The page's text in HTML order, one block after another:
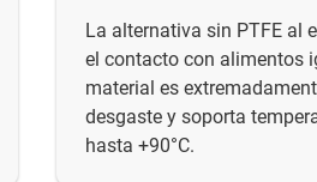
La alternativa sin PTFE al
el contacto con alimentos
material es
desgaste y soporta
hasta +90°C.